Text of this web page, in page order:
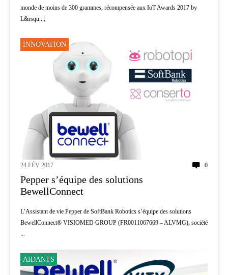
monde de moins de 300 grammes, récompensée aux IoT Awards 2017 by
L&rsqu...;
INNOVATION
24 FÉV 2017 0
Pepper s’équipe des solutions
BewellConnect
L’Assistant de vie Pepper de SoftBank Robotics s’équipe des solutions
BewellConnect® VISIOMED GROUP (FR0011067669 – ALVMG), société
...
AIDANTS